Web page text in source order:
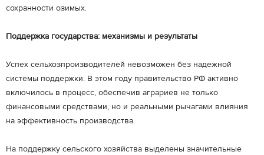
сохранности озимых.
Поддержка государства: механизмы и результаты
Успех сельхозпроизводителей невозможен без надежной
системы поддержки. В этом году правительство РФ активно
включилось в процесс, обеспечив аграриев не только
финансовыми средствами, но и реальными рычагами влияния
на эффективность производства.
На поддержку сельского хозяйства выделены значительные